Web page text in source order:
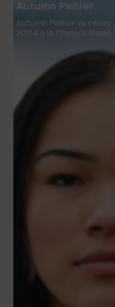
Autumn Peltier
Autumn Peltier va néixer
2004 a la Primera Nació